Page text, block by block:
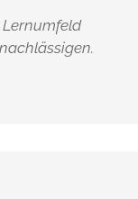
Lernumfeld